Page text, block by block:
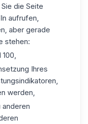
die Seite
aufrufen,
aber gerade
stehen:
Ihres
werden,
anderen